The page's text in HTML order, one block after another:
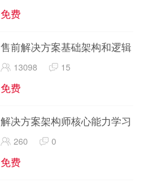
免费
售前解决方案基础架构和逻辑
13098 15
免费
解决方案架构师核心能力学习
260 0
免费